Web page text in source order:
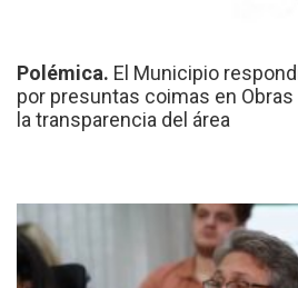
Polémica. El Municipio
por presuntas coimas en
la transparencia del área